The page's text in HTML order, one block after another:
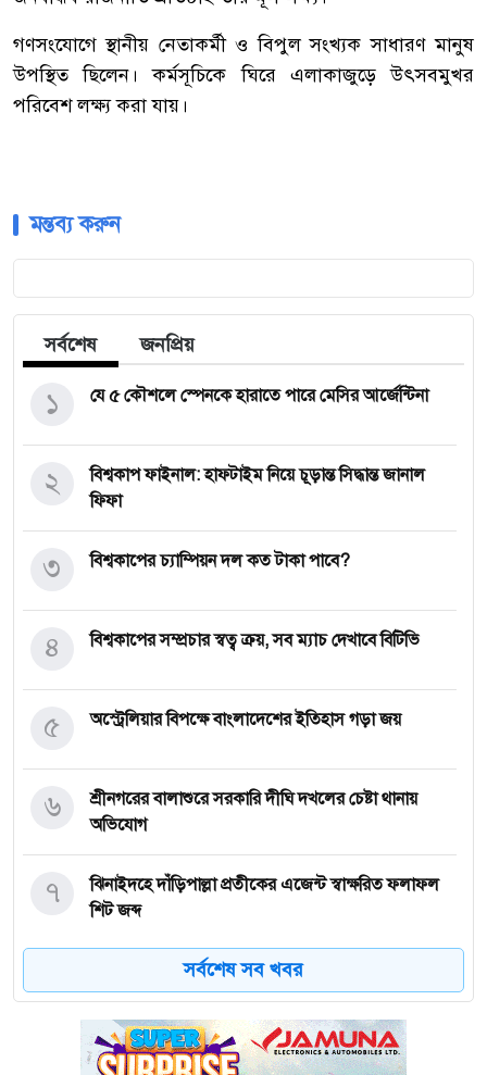
গণসংযোগে স্থানীয় নেতাকর্মী ও বিপুল সংখ্যক সাধারণ মানুষ
উপস্থিত ছিলেন। কর্মসূচিকে ঘিরে এলাকাজুড়ে উৎসবমুখর
পরিবেশ লক্ষ্য করা যায়।
মন্তব্য করুন
সর্বশেষ জনপ্রিয়
যে ৫ কৌশলে স্পেনকে হারাতে পারে মেসির আর্জেন্টিনা
১
বিশ্বকাপ ফাইনাল: হাফটাইম নিয়ে চূড়ান্ত সিদ্ধান্ত জানাল
ফিফা
২
বিশ্বকাপের চ্যাম্পিয়ন দল কত টাকা পাবে?
৩
বিশ্বকাপের সম্প্রচার স্বত্ব ক্রয়, সব ম্যাচ দেখাবে বিটিভি
৪
অস্ট্রেলিয়ার বিপক্ষে বাংলাদেশের ইতিহাস গড়া জয়
৫
শ্রীনগরের বালাশুরে সরকারি দীঘি দখলের চেষ্টা থানায়
অভিযোগ
৬
ঝিনাইদহে দাঁড়িপাল্লা প্রতীকের এজেন্ট স্বাক্ষরিত ফলাফল
শিট জব্দ
৭
ত্রয়োদশ জাতীয় নির্বাচন, শান্তিপূর্ণ ও নিরপেক্ষ হোক
ইশরাকের আসনে ভোটকেন্দ্রে ঢুকে প্রিজাইডিং অফিসারের
সর্বশেষ সব খবর